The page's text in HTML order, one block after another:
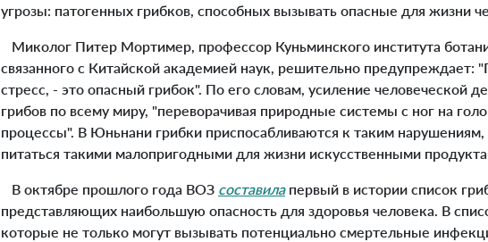
угрозы: патогенных грибков, способных вызывать опасные для жизни
Миколог Питер Мортимер, профессор Куньминского института
связанного с Китайской академией наук, решительно
стресс, - это опасный грибок". По его словам, усиление человеческой
грибов по всему миру, "переворачивая природные системы с ног на
процессы". В Юньнани грибки приспосабливаются к таким нарушениям,
питаться такими малопригодными для жизни искусственными
В октябре прошлого года ВОЗ составилапервый в истории список
представляющих наибольшую опасность для здоровья человека. В
которые не только могут вызывать потенциально смертельные